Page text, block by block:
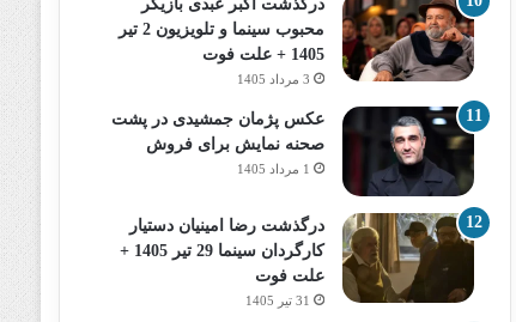
درگذشت اکبر عبدی بازیگر
محبوب سینما و تلویزیون 2 تیر
1405 + علت فوت
3 مرداد 1405
عکس پژمان جمشیدی در پشت
صحنه نمایش برای فروش
1 مرداد 1405
درگذشت رضا امینیان دستیار
کارگردان سینما 29 تیر 1405 +
علت فوت
31 تیر 1405